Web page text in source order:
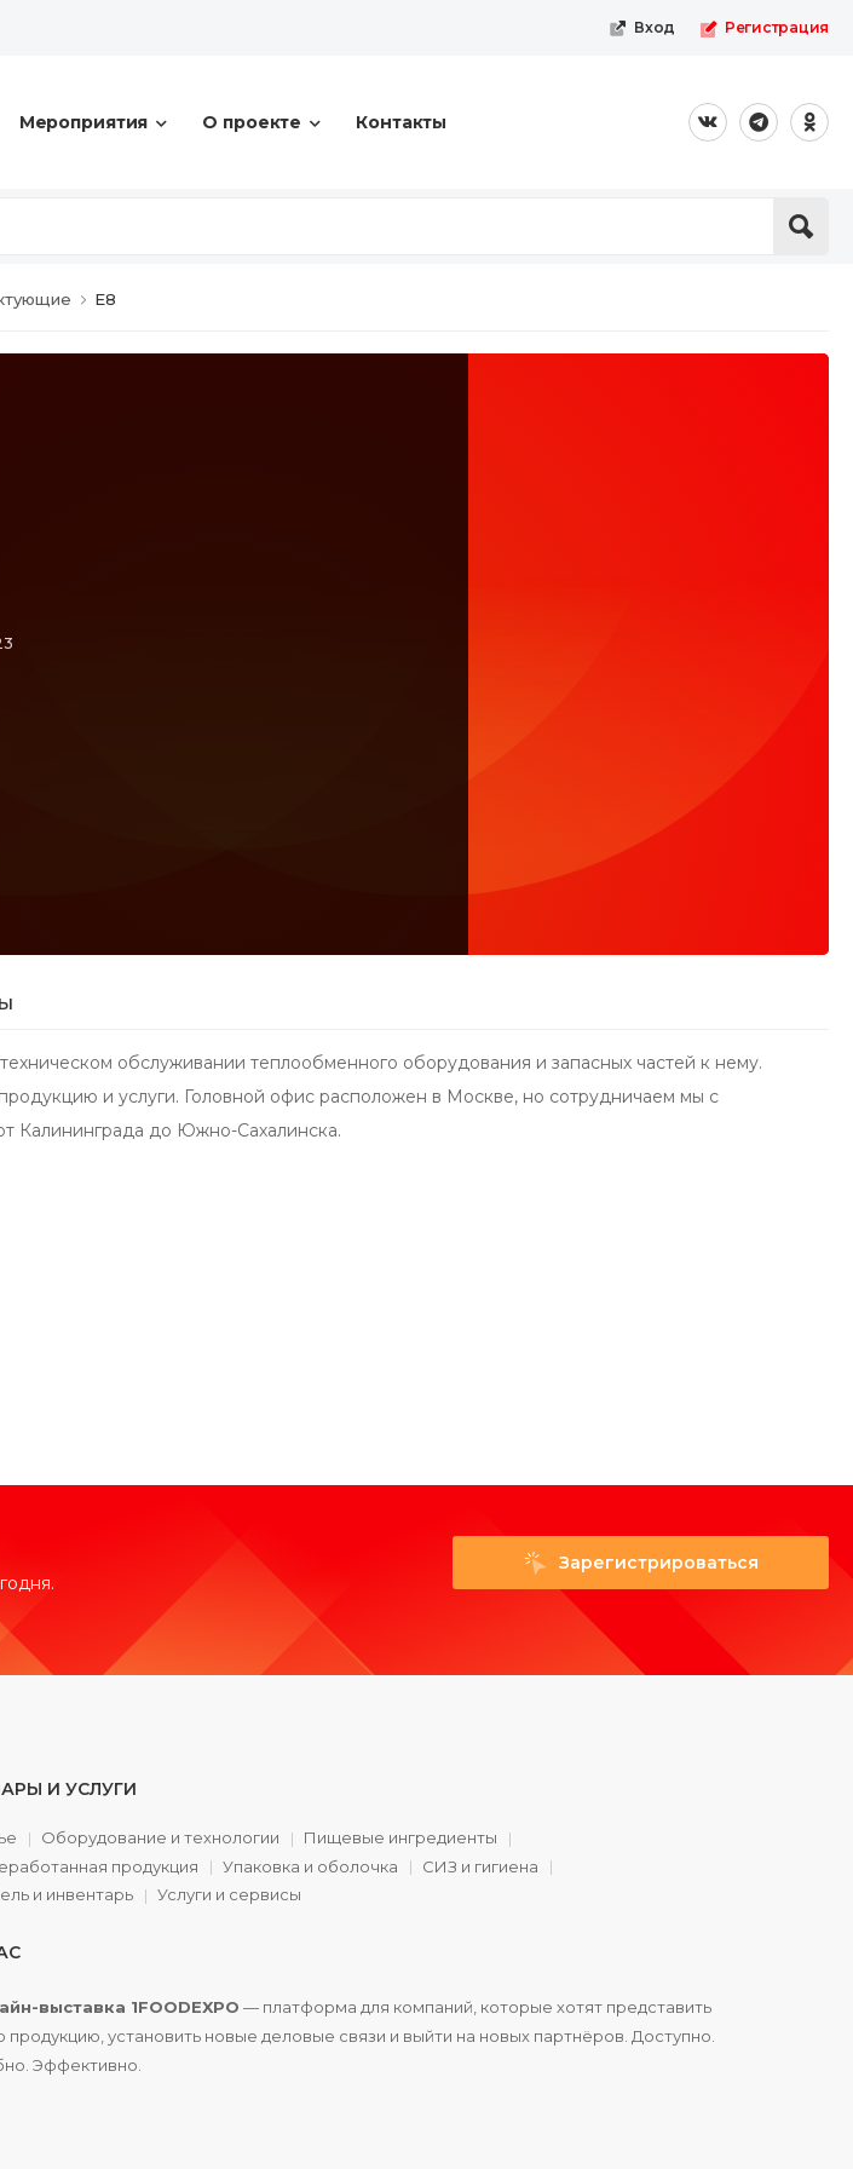
Вход Регистрация
Мероприятия О проекте Контакты
Е8
обслуживании теплообменного оборудования и запасных частей к нему.
и услуги. Головной офис расположен в Москве, но сотрудничаем мы с
Калининграда до Южно-Сахалинска.
Зарегистрироваться
И УСЛУГИ
Оборудование и технологии
Пищевые ингредиенты
продукция
Упаковка и оболочка
СИЗ и гигиена
и инвентарь
Услуги и сервисы
выставка 1FOODEXPO — платформа для компаний, которые хотят представить
продукцию, установить новые деловые связи и выйти на новых партнёров. Доступно.
Эффективно.